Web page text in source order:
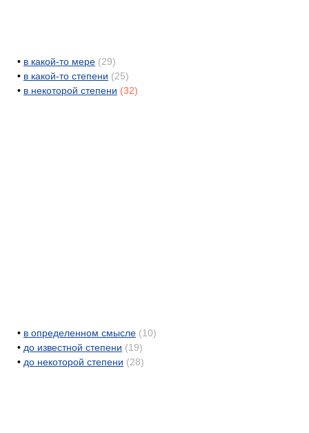
• в какой-то мере (29)
• в какой-то степени (25)
• в некоторой степени (32)
• в определенном смысле (10)
• до известной степени (19)
• до некоторой степени (28)